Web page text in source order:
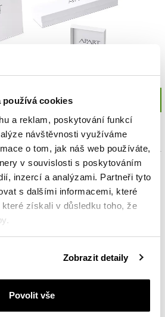
používá cookies
a reklam, poskytování funkcí
návštěvnosti využíváme
o tom, jak náš web používáte,
v souvislosti s poskytováním
inzercí a analýzami. Partneři tyto
s dalšími informacemi, které
získali v důsledku toho, že
ochrany osobních údajů
Zobrazit detaily
Povolit vše